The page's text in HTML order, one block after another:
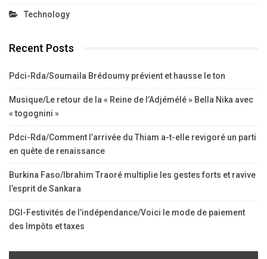
Technology
Recent Posts
Pdci-Rda/Soumaila Brédoumy prévient et hausse le ton
Musique/Le retour de la « Reine de l’Adjémélé » Bella Nika avec
« togognini »
Pdci-Rda/Comment l’arrivée du Thiam a-t-elle revigoré un parti
en quête de renaissance
Burkina Faso/Ibrahim Traoré multiplie les gestes forts et ravive
l’esprit de Sankara
DGI-Festivités de l’indépendance/Voici le mode de paiement
des Impôts et taxes